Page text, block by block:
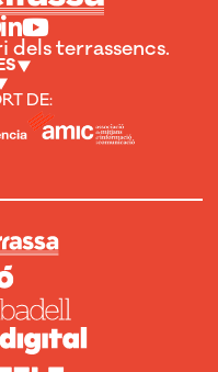
dels terrassencs.
DE: